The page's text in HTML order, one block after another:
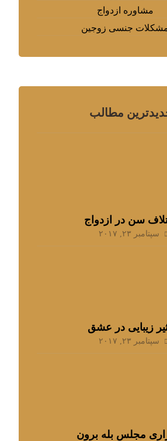
مشاوره ازدواج
جنسی زوجین
مطالب
سن در ازدواج
سپتامبر ۲۳, ۲۰۱۷
زیبایی در عشق
سپتامبر ۲۳, ۲۰۱۷
مجلس بله برون